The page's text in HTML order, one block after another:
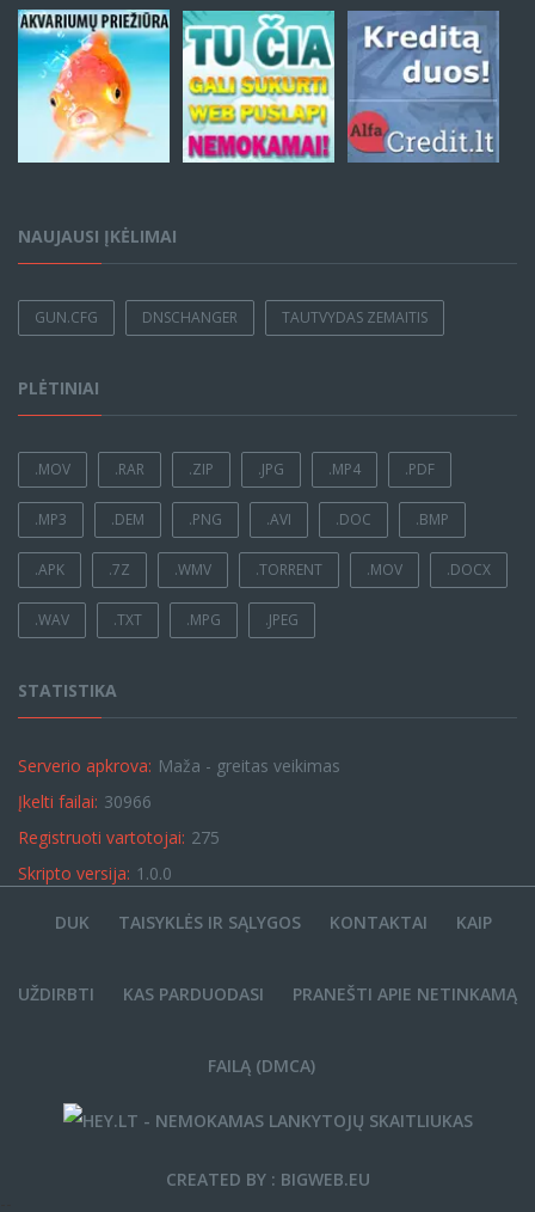
NAUJAUSI ĮKĖLIMAI
GUN.CFG DNSCHANGER TAUTVYDAS ZEMAITIS
PLĖTINIAI
.MOV .RAR .ZIP .JPG .MP4 .PDF
.MP3 .DEM .PNG .AVI .DOC .BMP
.APK .7Z .WMV .TORRENT .MOV .DOCX
.WAV .TXT .MPG .JPEG
STATISTIKA
Serverio apkrova: Maža - greitas veikimas
Įkelti failai: 30966
Registruoti vartotojai: 275
Skripto versija: 1.0.0
DUK TAISYKLĖS IR SĄLYGOS KONTAKTAI KAIP
UŽDIRBTI KAS PARDUODASI PRANEŠTI APIE NETINKAMĄ
FAILĄ (DMCA)
CREATED BY : BIGWEB.EU